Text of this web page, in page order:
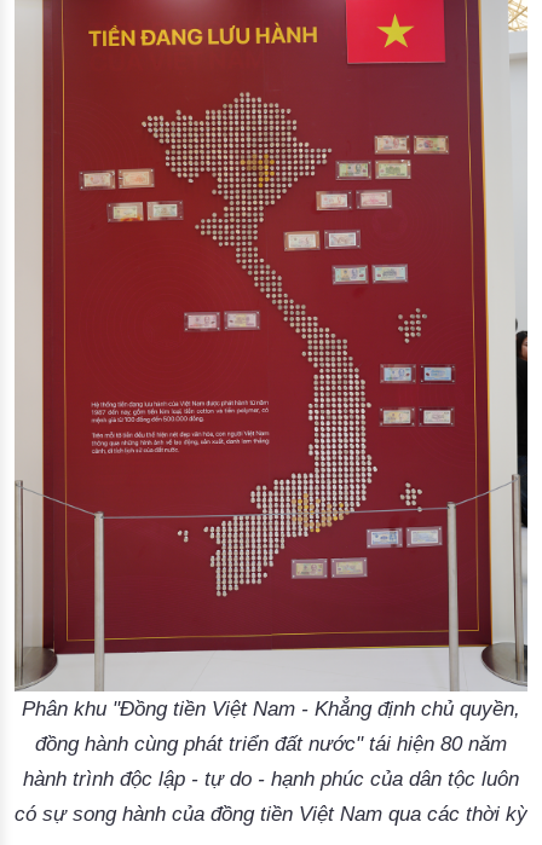
Phân khu "Đồng tiền Việt Nam - Khẳng định chủ quyền,
đồng hành cùng phát triển đất nước" tái hiện 80 năm
hành trình độc lập - tự do - hạnh phúc của dân tộc luôn
có sự song hành của đồng tiền Việt Nam qua các thời kỳ